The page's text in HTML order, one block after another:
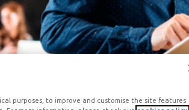
purposes, to improve and customise the site features